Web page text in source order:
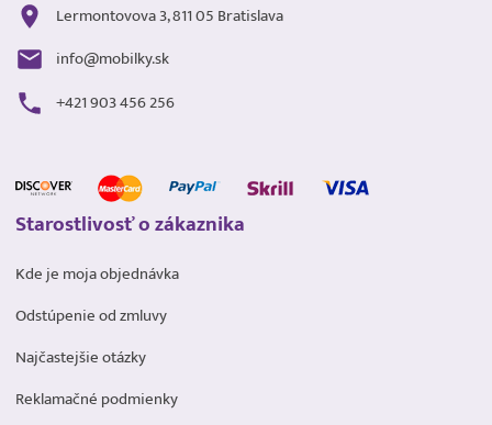
Lermontovova 3, 811 05 Bratislava
info@mobilky.sk
+421 903 456 256
Starostlivosť o zákaznika
Kde je moja objednávka
Odstúpenie od zmluvy
Najčastejšie otázky
Reklamačné podmienky